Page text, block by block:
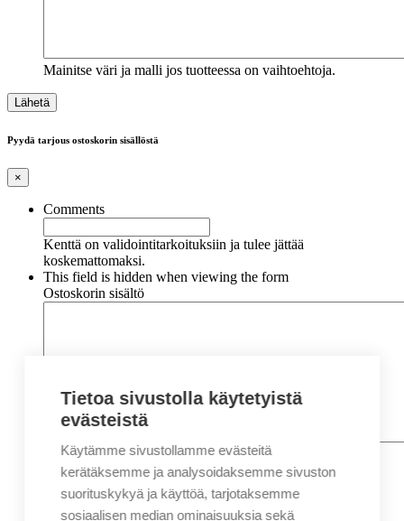
Mainitse väri ja malli jos tuotteessa on vaihtoehtoja.
Pyydä tarjous ostoskorin sisällöstä
×
Comments
Kenttä on validointitarkoituksiin ja tulee jättää
koskemattomaksi.
This field is hidden when viewing the form
Ostoskorin sisältö
Nimi*
Etunimi
Sukunimi
Tietoa sivustolla käytetyistä
evästeistä
Käytämme sivustollamme evästeitä
kerätäksemme ja analysoidaksemme sivuston
suorituskykyä ja käyttöä, tarjotaksemme
sosiaalisen median ominaisuuksia sekä